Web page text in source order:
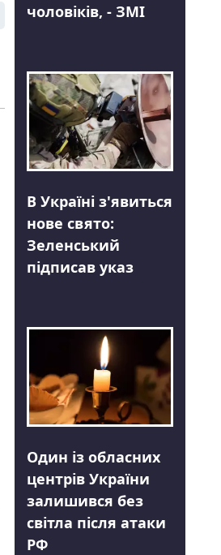
чоловіків, - ЗМІ
В Україні з'явиться
нове свято:
Зеленський
підписав указ
Один із обласних
центрів України
залишився без
світла після атаки
РФ